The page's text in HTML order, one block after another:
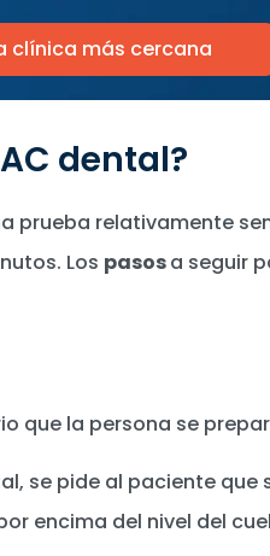
clínica más cercana
dental?
prueba relativamente
Los pasosa seguir
que la persona se
se pide al paciente que
encima del nivel del